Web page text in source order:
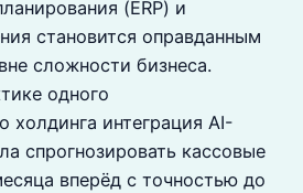
(ERP) и
становится оправданным
сложности бизнеса.
одного
холдинга интеграция AI-
спрогнозировать кассовые
вперёд с точностью до